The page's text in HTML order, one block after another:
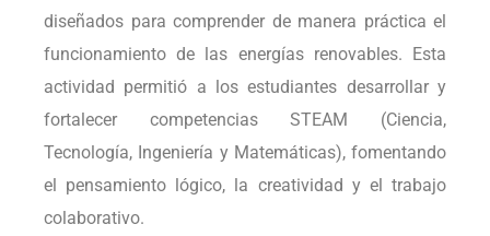
diseñados para comprender de manera práctica el
funcionamiento de las energías renovables. Esta
actividad permitió a los estudiantes desarrollar y
fortalecer competencias STEAM (Ciencia,
Tecnología, Ingeniería y Matemáticas), fomentando
el pensamiento lógico, la creatividad y el trabajo
colaborativo.